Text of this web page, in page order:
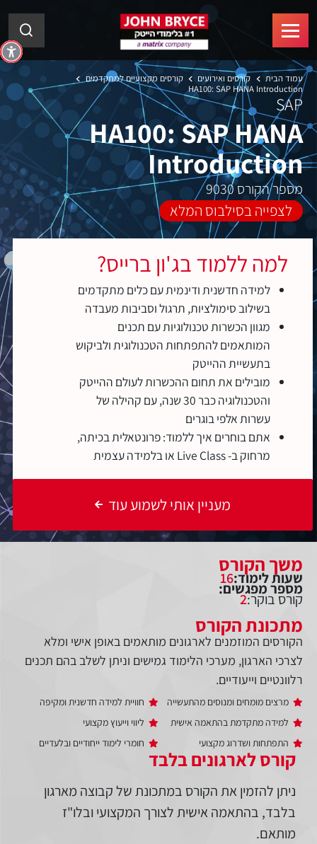
עמוד הבית קורסים ואירועים
קורסים מקצועיים למתקדמים
HA100: SAP HANA Introduction
SAP
HA100: SAP HANA
Introduction
מספר הקורס 9030
לצפייה בסילבוס המלא
למה ללמוד בג'ון ברייס?
למידה חדשנית ודינמית עם כלים מתקדמים
בשילוב סימולציות, תרגול וסביבות מעבדה
מגוון הכשרות טכנולוגיות עם תכנים
המותאמים להתפתחות הטכנולוגית ולביקוש
בתעשיית ההייטק
מובילים את תחום ההכשרות לעולם ההייטק
והטכנולוגיה כבר 30 שנה, עם קהילה של
עשרות אלפי בוגרים
אתם בוחרים איך ללמוד: פרונטאלית בכיתה,
מרחוק ב- Live Class או בלמידה עצמית
מעניין אותי לשמוע עוד
קורס לארגונים בלבד
ניתן להזמין את הקורס במתכונת של קבוצה מארגון
בלבד, בהתאמה אישית לצורך המקצועי ובלו"ז
מותאם.
משך הקורס
שעות לימוד:16
מספר מפגשים:
קורס בוקר:2
מתכונת הקורס
הקורסים המוזמנים לארגונים מותאמים באופן אישי ומלא
לצרכי הארגון, מערכי הלימוד גמישים וניתן לשלב בהם תכנים
רלוונטיים וייעודיים.
מרצים מומחים ומנוסים מהתעשייה
למידה מתקדמת בהתאמה אישית
התפתחות ושדרוג מקצועי
חוויית למידה חדשנית ומקיפה
ליווי וייעוץ מקצועי
חומרי לימוד ייחודיים ובלעדיים